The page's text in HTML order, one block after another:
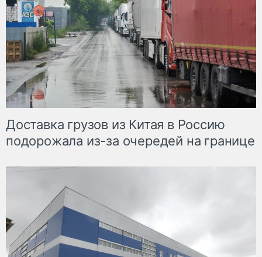
Доставка грузов из Китая в Россию
подорожала из-за очередей на границе